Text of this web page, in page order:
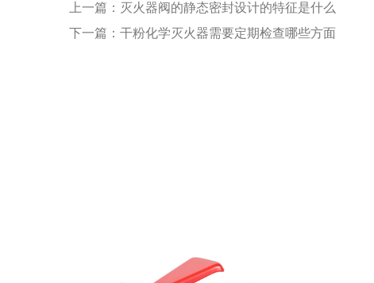
上一篇：灭火器阀的静态密封设计的特征是什么
下一篇：干粉化学灭火器需要定期检查哪些方面